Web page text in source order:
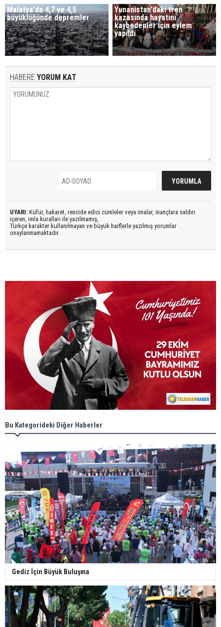
Malatya'da 4,7 ve 4,5
büyüklüğünde depremler
Yunanistan'daki tren
kazasında hayatını
kaybedenler için eylem
yapıldı
HABERE YORUM KAT
UYARI: Küfür, hakaret, rencide edici cümleler veya imalar, inançlara saldırı
içeren, imla kuralları ile yazılmamış,
Türkçe karakter kullanılmayan ve büyük harflerle yazılmış yorumlar
onaylanmamaktadır.
Bu Kategorideki Diğer Haberler
Gediz İçin Büyük Buluşma